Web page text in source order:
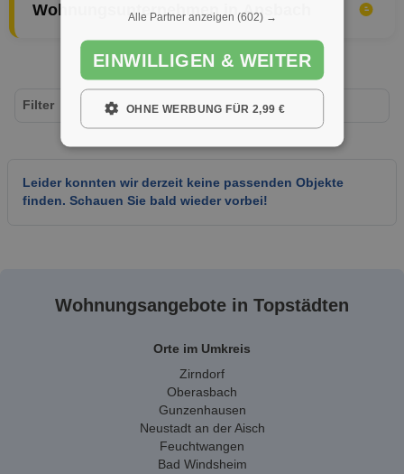
Wohnungsunternehmen in Ansbach
Leider konnten wir derzeit keine passenden Objekte
finden. Schauen Sie bald wieder vorbei!
Filter
Wohnungsangebote in Topstädten
Orte im Umkreis
Zirndorf
Oberasbach
Gunzenhausen
Neustadt an der Aisch
Feuchtwangen
Bad Windsheim
Alle Partner anzeigen (602) →
EINWILLIGEN & WEITER
OHNE WERBUNG FÜR 2,99 €